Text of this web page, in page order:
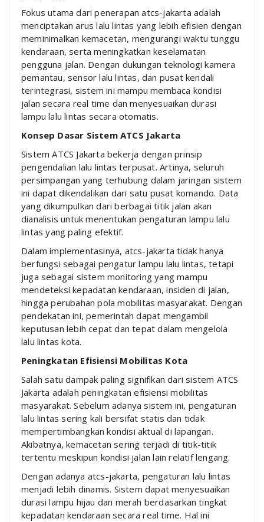
Fokus utama dari penerapan atcs-jakarta adalah
menciptakan arus lalu lintas yang lebih efisien dengan
meminimalkan kemacetan, mengurangi waktu tunggu
kendaraan, serta meningkatkan keselamatan
pengguna jalan. Dengan dukungan teknologi kamera
pemantau, sensor lalu lintas, dan pusat kendali
terintegrasi, sistem ini mampu membaca kondisi
jalan secara real time dan menyesuaikan durasi
lampu lalu lintas secara otomatis.
Konsep Dasar Sistem ATCS Jakarta
Sistem ATCS Jakarta bekerja dengan prinsip
pengendalian lalu lintas terpusat. Artinya, seluruh
persimpangan yang terhubung dalam jaringan sistem
ini dapat dikendalikan dari satu pusat komando. Data
yang dikumpulkan dari berbagai titik jalan akan
dianalisis untuk menentukan pengaturan lampu lalu
lintas yang paling efektif.
Dalam implementasinya, atcs-jakarta tidak hanya
berfungsi sebagai pengatur lampu lalu lintas, tetapi
juga sebagai sistem monitoring yang mampu
mendeteksi kepadatan kendaraan, insiden di jalan,
hingga perubahan pola mobilitas masyarakat. Dengan
pendekatan ini, pemerintah dapat mengambil
keputusan lebih cepat dan tepat dalam mengelola
lalu lintas kota.
Peningkatan Efisiensi Mobilitas Kota
Salah satu dampak paling signifikan dari sistem ATCS
Jakarta adalah peningkatan efisiensi mobilitas
masyarakat. Sebelum adanya sistem ini, pengaturan
lalu lintas sering kali bersifat statis dan tidak
mempertimbangkan kondisi aktual di lapangan.
Akibatnya, kemacetan sering terjadi di titik-titik
tertentu meskipun kondisi jalan lain relatif lengang.
Dengan adanya atcs-jakarta, pengaturan lalu lintas
menjadi lebih dinamis. Sistem dapat menyesuaikan
durasi lampu hijau dan merah berdasarkan tingkat
kepadatan kendaraan secara real time. Hal ini